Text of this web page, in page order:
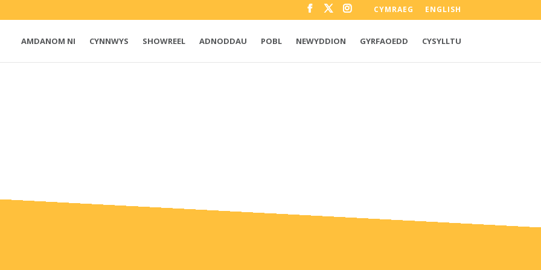
CYMRAEG ENGLISH
AMDANOM NI CYNNWYS SHOWREEL ADNODDAU POBL NEWYDDION GYRFAOEDD CYSYLLTU